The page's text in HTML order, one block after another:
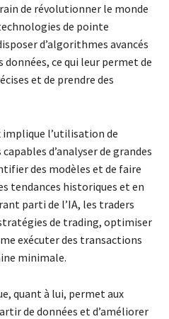
de révolutionner le monde
de pointe
d’algorithmes avancés
données, ce qui leur permet de
et de prendre des
implique l’utilisation de
d’analyser de grandes
des modèles et de faire
tendances historiques et en
parti de l’IA, les traders
de trading, optimiser
exécuter des transactions
minimale.
quant à lui, permet aux
de données et d’améliorer